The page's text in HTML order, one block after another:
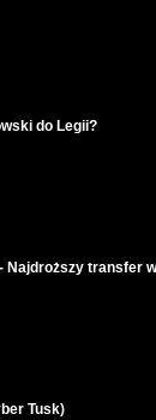
do Legii?
Najdroższy transfer
Tusk)